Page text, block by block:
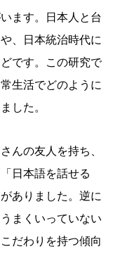
ます。日本人と台
、日本統治時代に
です。この研究で
生活でどのように
した。
んの友人を持ち、
日本語を話せる
ありました。逆に
まくいっていない
だわりを持つ傾向